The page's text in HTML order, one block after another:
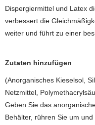
Dispergiermittel und Latex
verbessert die
weiter und führt zu einer
Zutaten hinzufügen
(Anorganisches Kieselsol,
Netzmittel,
Geben Sie das
Behälter, rühren Sie um